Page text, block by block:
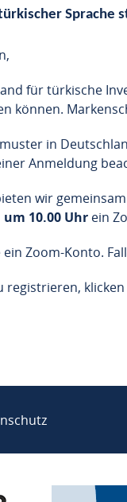
Sprache
für türkische
können.
in
Anmeldung
wir
um 10.00 Uhr ein
Zoom-Konto.
registrieren,